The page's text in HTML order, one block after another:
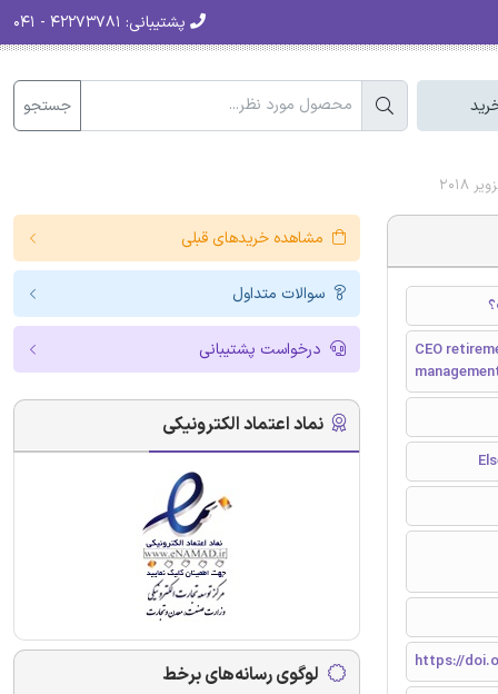
پشتیبانی:
جستجو
CEO
https://
مشاهده خریدهای قبلی
سوالات متداول
درخواست پشتیبانی
نماد اعتماد الکترونیکی
لوگوی رسانه‌های برخط